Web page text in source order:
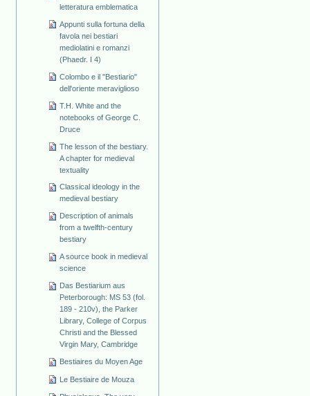
letteratura emblematica
Appunti sulla fortuna della
favola nei bestiari
mediolatini e romanzi
(Phaedr. I 4)
Colombo e il "Bestiario"
dell'oriente meraviglioso
T.H. White and the
notebooks of George C.
Druce
The lesson of the bestiary.
A chapter for medieval
textuality
Classical ideology in the
medieval bestiary
Description of animals
from a twelfth-century
bestiary
A source book in medieval
science
Das Bestiarium aus
Peterborough: MS 53 (fol.
189 - 210v), the Parker
Library, College of Corpus
Christi and the Blessed
Virgin Mary, Cambridge
Bestiaires du Moyen Age
Le Bestiaire de Mouza